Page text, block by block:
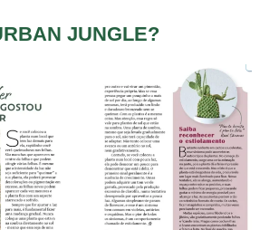
JUNGLE?